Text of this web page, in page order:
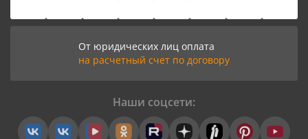
От юридических лиц оплата
на расчетный счет по договору
Наши соцсети: